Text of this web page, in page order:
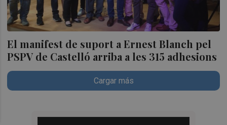
El manifest de suport a Ernest Blanch pel
PSPV de Castelló arriba a les 315 adhesions
Cargar más